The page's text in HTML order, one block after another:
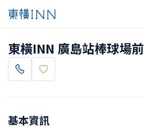
東橫INN 廣島站棒球場前
基本資訊